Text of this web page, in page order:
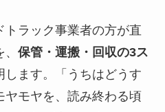
トラック事業者の方が直
保管・運搬・回収の3ス
します。「うちはどうす
モヤを、読み終わる頃